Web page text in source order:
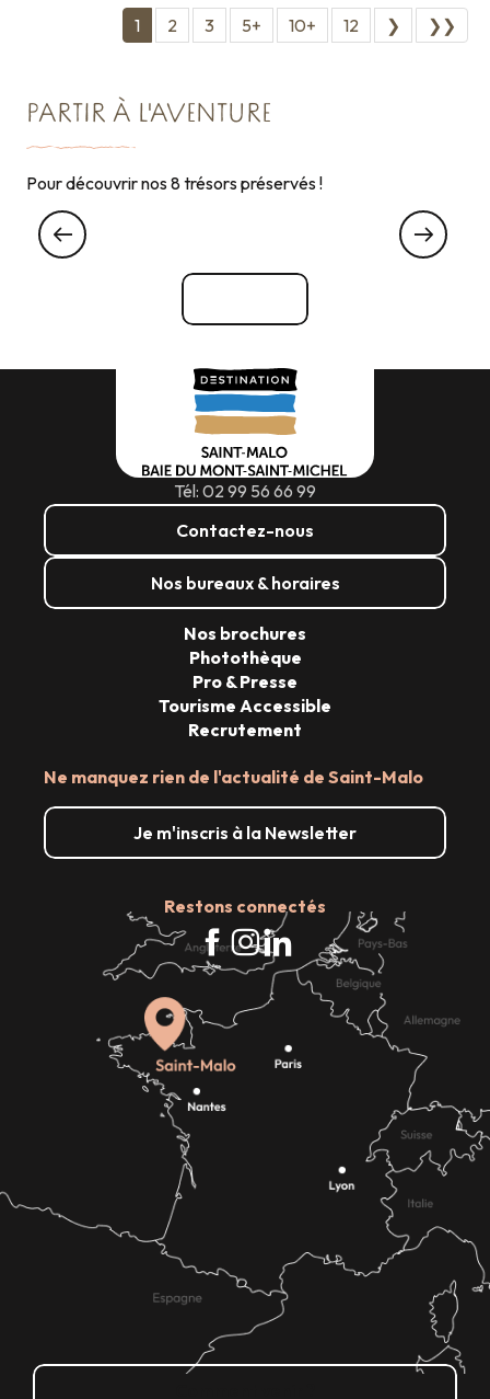
1 2 3 5+ 10+ 12 ❯ ❯❯
PARTIR À L'AVENTURE
Pour découvrir nos 8 trésors préservés !
Hôtels Cancale
Tél: 02 99 56 66 99
Contactez-nous
Nos bureaux & horaires
Ne manquez rien de l'actualité de Saint-Malo
Je m'inscris à la Newsletter
Restons connectés
Nos brochures
Photothèque
Pro & Presse
Tourisme Accessible
Recrutement